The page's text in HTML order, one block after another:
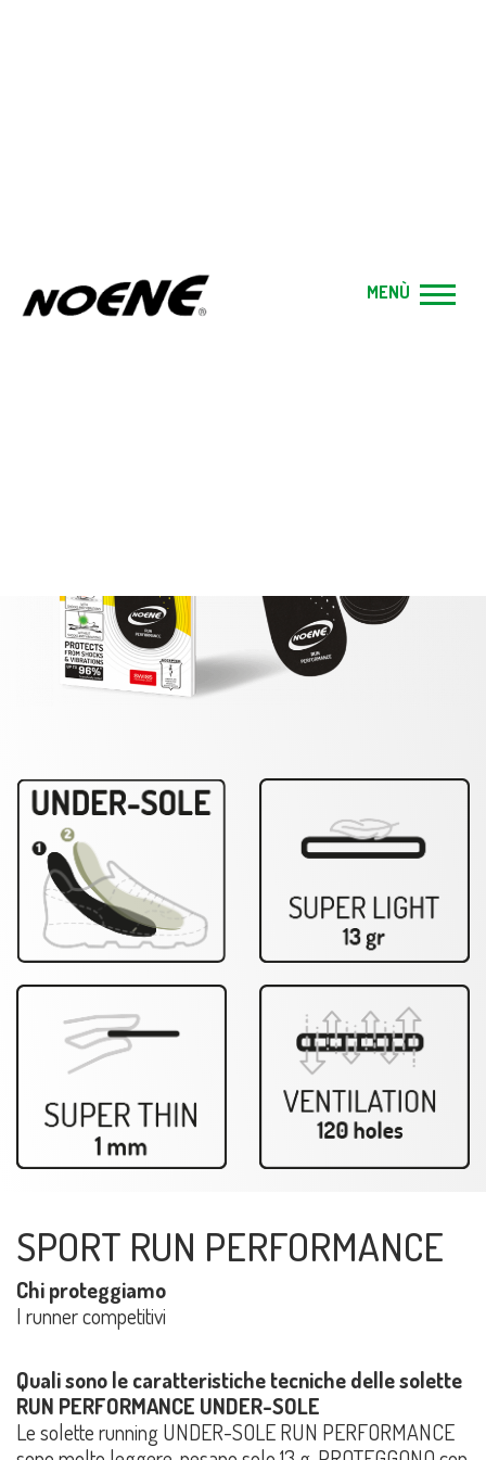
MENÙ
SPORT RUN PERFORMANCE
Chi proteggiamo
I runner competitivi
Quali sono le caratteristiche tecniche delle solette
RUN PERFORMANCE UNDER-SOLE
Le solette running UNDER-SOLE RUN PERFORMANCE